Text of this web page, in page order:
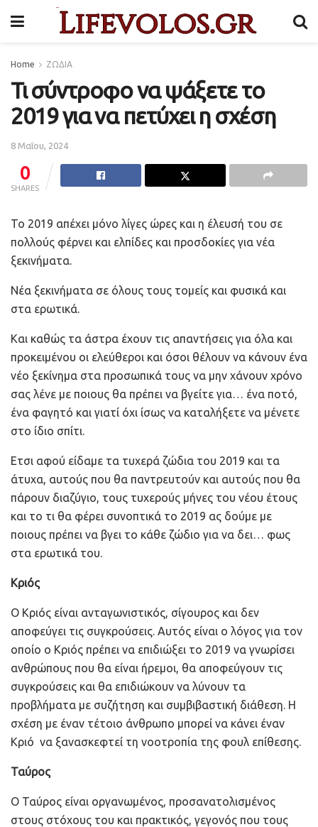
Home ΖΩΔΙΑ
Τι σύντροφο να ψάξετε το
2019 για να πετύχει η σχέση
8 Μαΐου, 2024
0
SHARES
Το 2019 απέχει μόνο λίγες ώρες και η έλευσή του σε
πολλούς φέρνει και ελπίδες και προσδοκίες για νέα
ξεκινήματα.
Νέα ξεκινήματα σε όλους τους τομείς και φυσικά και
στα ερωτικά.
Και καθώς τα άστρα έχουν τις απαντήσεις για όλα και
προκειμένου οι ελεύθεροι και όσοι θέλουν να κάνουν ένα
νέο ξεκίνημα στα προσωπικά τους να μην χάνουν χρόνο
σας λένε με ποιους θα πρέπει να βγείτε για… ένα ποτό,
ένα φαγητό και γιατί όχι ίσως να καταλήξετε να μένετε
στο ίδιο σπίτι.
Ετσι αφού είδαμε τα τυχερά ζώδια του 2019 και τα
άτυχα, αυτούς που θα παντρευτούν και αυτούς που θα
πάρουν διαζύγιο, τους τυχερούς μήνες του νέου έτους
και το τι θα φέρει συνοπτικά το 2019 ας δούμε με
ποιους πρέπει να βγει το κάθε ζώδιο για να δει… φως
στα ερωτικά του.
Κριός
Ο Κριός είναι ανταγωνιστικός, σίγουρος και δεν
αποφεύγει τις συγκρούσεις. Αυτός είναι ο λόγος για τον
οποίο ο Κριός πρέπει να επιδιώξει το 2019 να γνωρίσει
ανθρώπους που θα είναι ήρεμοι, θα αποφεύγουν τις
συγκρούσεις και θα επιδιώκουν να λύνουν τα
προβλήματα με συζήτηση και συμβιβαστική διάθεση. Η
σχέση με έναν τέτοιο άνθρωπο μπορεί να κάνει έναν
Κριό να ξανασκεφτεί τη νοοτροπία της φουλ επίθεσης.
Ταύρος
Ο Ταύρος είναι οργανωμένος, προσανατολισμένος
στους στόχους του και πρακτικός, γεγονός που τους